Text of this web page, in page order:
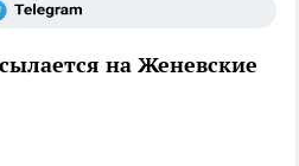
на Женевские